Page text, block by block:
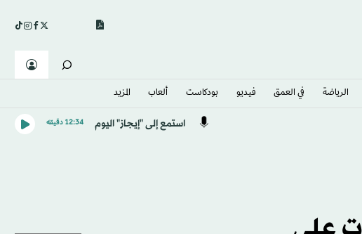
الرياضة في العمق فيديو بودكاست ألعاب المزيد
استمع إلى "إيجاز" اليوم 12:34 دقيقه